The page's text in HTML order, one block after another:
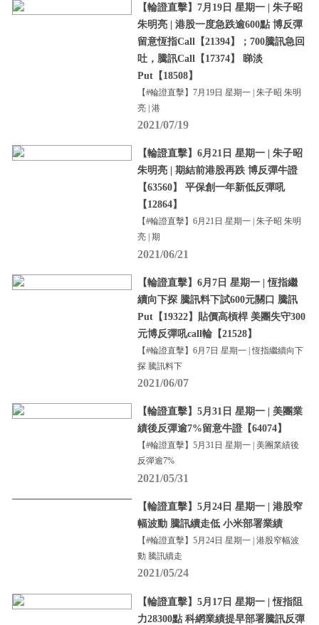
【輪證直擊】7月19日 星期一 | 朱子昭
朱明亮 | 港股一度急跌逾600點 博反彈
留意恆指Call【21394】；700騰訊急回
吐，騰訊Call【17374】 睇淡
Put【18508】
【#輪證直擊】7月19日 星期一 | 朱子昭 朱明
亮 | 港
2021/07/19
【輪證直擊】6月21日 星期一 | 朱子昭
朱明亮 | 期結前港股再跌 博反彈牛證
【63560】 平保創一年新低反彈吼
【12864】
【#輪證直擊】6月21日 星期一 | 朱子昭 朱明
亮 | 期
2021/06/21
【輪證直擊】6月7日 星期一 | 恆指繼
續向下探 騰訊料下試600元關口 騰訊
Put【19322】貼價高槓桿 美團失守300
元博反彈吼call輪【21528】
【#輪證直擊】6月7日 星期一 | 恆指繼續向下
探 騰訊料下
2021/06/07
【輪證直擊】5月31日 星期一 | 美團業
績後反彈逾7%留意牛證【64074】
【#輪證直擊】5月31日 星期一 | 美團業績後
反彈逾7%
2021/05/31
【輪證直擊】5月24日 星期一 | 港股窄
幅波動 騰訊續走低 小米部署業績
【#輪證直擊】5月24日 星期一 | 港股窄幅波
動 騰訊續走
2021/05/24
【輪證直擊】5月17日 星期一 | 恆指阻
力28300點 科網業績提早部署騰訊反彈